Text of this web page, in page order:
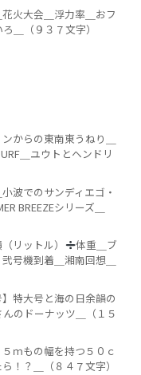
火大会＿浮力率＿おフ
＿（９３７文字）
からの東南東うねり＿
＿ユウトとヘンドリ
波でのサンディエゴ・
BREEZEシリーズ＿
リットル）
️体重＿ブ
号機到着＿湘南回想＿
特大号と海の日余韻の
のドーナッツ＿（１５
ｍもの幅を持つ５０ｃ
！？＿（８４７文字）